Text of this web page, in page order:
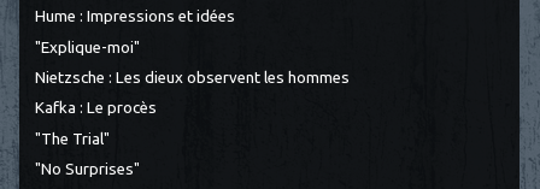
Hume : Impressions et idées
"Explique-moi"
Nietzsche : Les dieux observent les hommes
Kafka : Le procès
"The Trial"
"No Surprises"